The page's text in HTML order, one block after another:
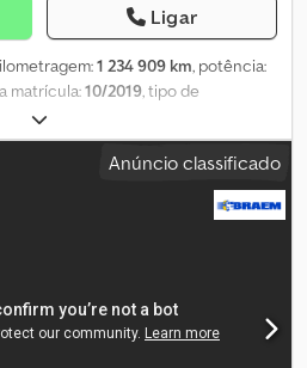
Ligar
1 234 909 km, potência:
matrícula:10/2019 , tipo de
do pneu:
entre eixos:4 600 mm,
, cabina do condutor:cabina
condicionado, controlo de tração,
espelho retrovisor elétrico,
Anúncio classificado